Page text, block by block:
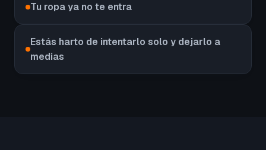
Tu ropa ya no te entra
Estás harto de intentarlo solo y dejarlo a
medias